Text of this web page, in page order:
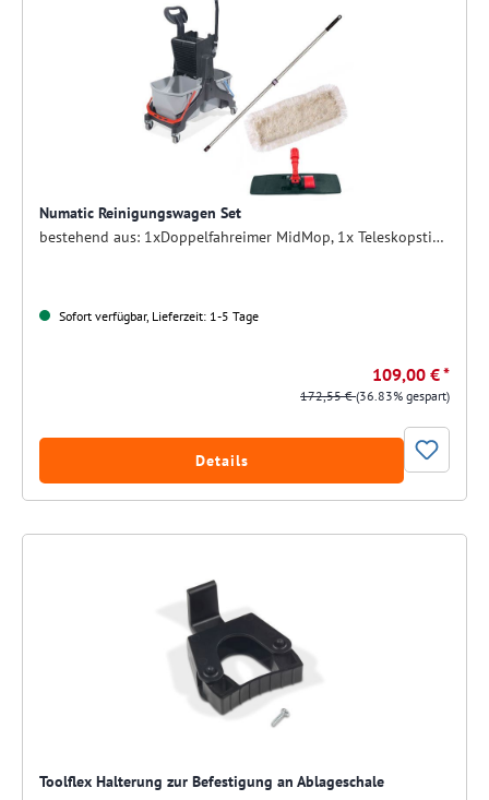
Numatic Reinigungswagen Set
bestehend aus: 1xDoppelfahreimer MidMop, 1x Teleskopstiel, 1x Numatic SmartPlus Kunststoff-Klapphalter, 1x Baumwollmop 50 cm
Sofort verfügbar, Lieferzeit: 1-5 Tage
109,00 € *
172,55 €(36.83% gespart)
Details
Toolflex Halterung zur Befestigung an Ablageschale